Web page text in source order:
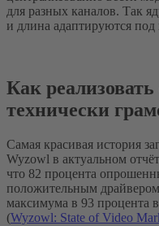
для разных каналов. Так
и длина адаптируются под
Как
технически
Самая красивая история
Wyzowl в актуальном
что 82 процента
положительным
максимума в 93 процента
(Wyzowl: State of Video